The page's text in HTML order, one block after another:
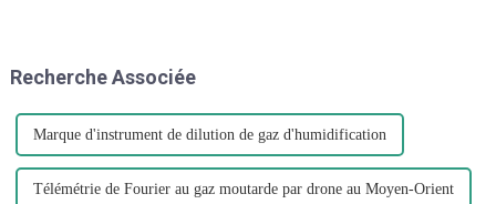
produit de l'azote...
déclaré J...
Recherche Associée
Marque d'instrument de dilution de gaz d'humidification
Télémétrie de Fourier au gaz moutarde par drone au Moyen-Orient